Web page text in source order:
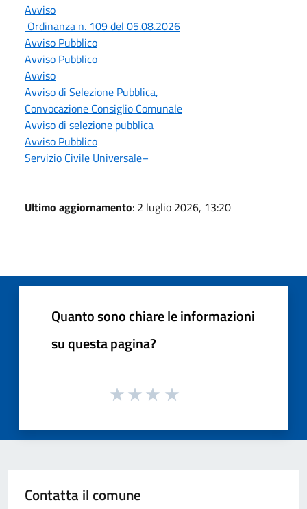
Avviso
Ordinanza n. 109 del 05.08.2026
Avviso Pubblico
Avviso Pubblico
Avviso
Avviso di Selezione Pubblica,
Convocazione Consiglio Comunale
Avviso di selezione pubblica
Avviso Pubblico
Servizio Civile Universale–
Ultimo aggiornamento: 2 luglio 2026, 13:20
Quanto sono chiare le informazioni
su questa pagina?
Contatta il comune